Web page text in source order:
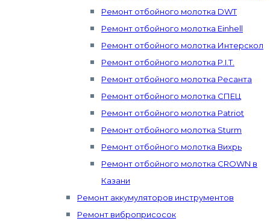
Ремонт отбойного молотка DWT
Ремонт отбойного молотка Einhell
Ремонт отбойного молотка Интерскол
Ремонт отбойного молотка P.I.T.
Ремонт отбойного молотка Ресанта
Ремонт отбойного молотка СПЕЦ
Ремонт отбойного молотка Patriot
Ремонт отбойного молотка Sturm
Ремонт отбойного молотка Вихрь
Ремонт отбойного молотка CROWN в
Казани
Ремонт аккумуляторов инструментов
Ремонт виброприсосок